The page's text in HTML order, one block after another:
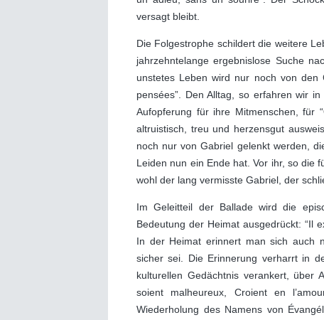
versagt bleibt.
Die Folgestrophe schildert die weitere
jahrzehntelange ergebnislose Suche
unstetes Leben wird nur noch von den
pensées”. Den Alltag, so erfahren wir
Aufopferung für ihre Mitmenschen, für
altruistisch, treu und herzensgut
noch nur von Gabriel gelenkt werden,
Leiden nun ein Ende hat. Vor ihr, so die
wohl der lang vermisste Gabriel, der
Im Geleitteil der Ballade wird die
Bedeutung der Heimat ausgedrückt: “Il
In der Heimat erinnert man sich auch
sicher sei. Die Erinnerung verharrt in
kulturellen Gedächtnis verankert, über
soient malheureux, Croient en
Wiederholung des Namens von